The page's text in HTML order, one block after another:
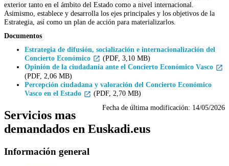
exterior tanto en el ámbito del Estado como a nivel internacional.
Asimismo, establece y desarrolla los ejes principales y los objetivos de la
Estrategia, así como un plan de acción para materializarlos.
Documentos
Estrategia de difusión, socialización e internacionalización del
Concierto Económico
(PDF, 3,10 MB)
Opinión de la ciudadanía ante el Concierto Económico Vasco
(PDF, 2,06 MB)
Percepción ciudadana y valoración del Concierto Económico
Vasco en el Estado
(PDF, 2,70 MB)
Fecha de última modificación: 14/05/2026
Servicios mas
demandados en Euskadi.eus
Información general